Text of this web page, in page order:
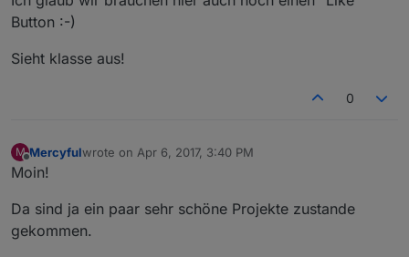
Button :-)
Sieht klasse aus!
0
M
Offline
Mercyfulwrote on Apr 6, 2017, 3:40 PM
last edited by
Moin!
Da sind ja ein paar sehr schöne Projekte zustande
gekommen.